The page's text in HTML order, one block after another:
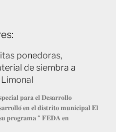
ponedoras,
de siembra a
𝐩𝐚𝐫𝐚 𝐞𝐥 𝐃𝐞𝐬𝐚𝐫𝐫𝐨𝐥𝐥𝐨
𝐞𝐧 𝐞𝐥 𝐝𝐢𝐬𝐭𝐫𝐢𝐭𝐨 𝐦𝐮𝐧𝐢𝐜𝐢𝐩𝐚𝐥 𝐄𝐥
𝐩𝐫𝐨𝐠𝐫𝐚𝐦𝐚 “ 𝐅𝐄𝐃𝐀 𝐞𝐧